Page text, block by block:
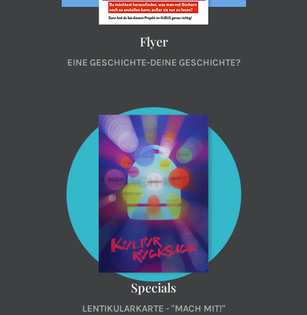
Flyer
EINE GESCHICHTE-DEINE GESCHICHTE?
Specials
LENTIKULARKARTE - "MACH MIT!"